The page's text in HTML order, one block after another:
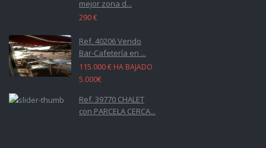
mejor zona d...
290 €
Ref. 40206 Vendo
Bar-Cafetería en ...
115.000 € HA BAJADO
5.000€
Ref. 39770 CHALET
con PARCELA CERCA...